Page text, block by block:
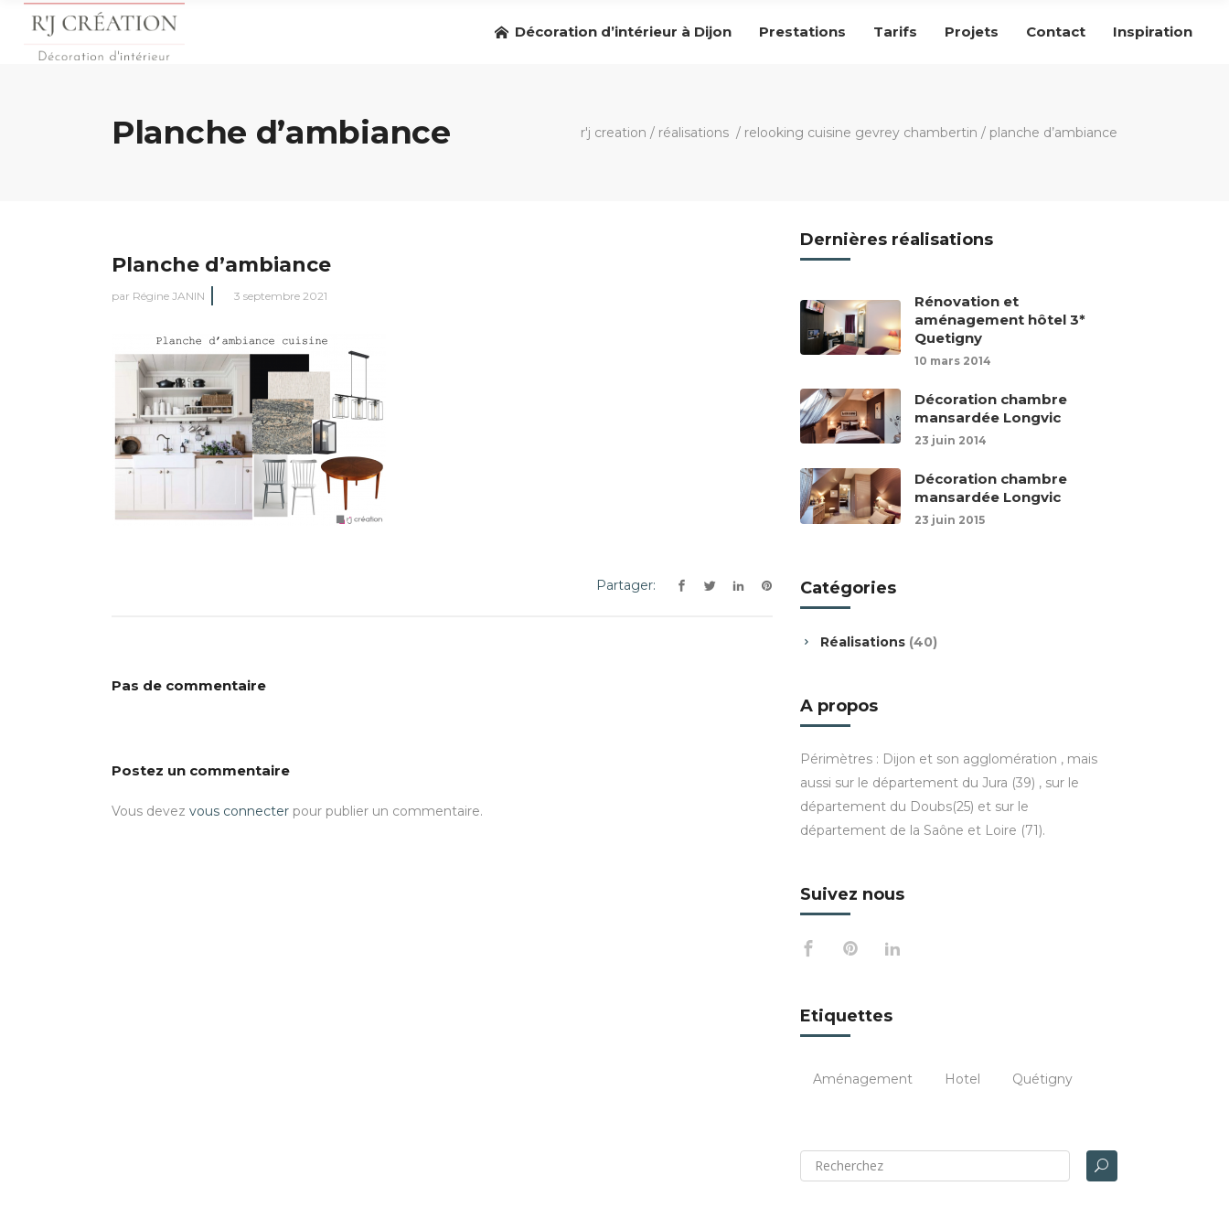
Décoration d’intérieur à Dijon Prestations Tarifs Projets Contact Inspiration
Planche d’ambiance r'j creation / réalisations / relooking cuisine gevrey chambertin / planche d’ambiance
Planche d’ambiance
par Régine JANIN 3 septembre 2021
Partager:
Pas de commentaire
Postez un commentaire
Vous devez vous connecter pour publier un commentaire.
Dernières réalisations
Rénovation et
aménagement hôtel 3*
Quetigny
10 mars 2014
Décoration chambre
mansardée Longvic
23 juin 2014
Décoration chambre
mansardée Longvic
23 juin 2015
Catégories
Réalisations (40)
A propos
Périmètres : Dijon et son agglomération , mais
aussi sur le département du Jura (39) , sur le
département du Doubs(25) et sur le
département de la Saône et Loire (71).
Suivez nous
Etiquettes
Aménagement Hotel Quétigny